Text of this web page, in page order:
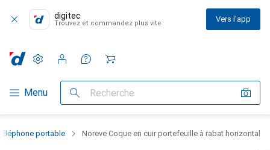
digitec
Trouvez et commandez plus vite Vers l'app
Navigation par catégorie
Menu Recherche
Paramètres
Compte client
Listes de comparaison
Listes d'envies
Panier
portable Noreve Coque en cuir portefeuille à rabat horizontal